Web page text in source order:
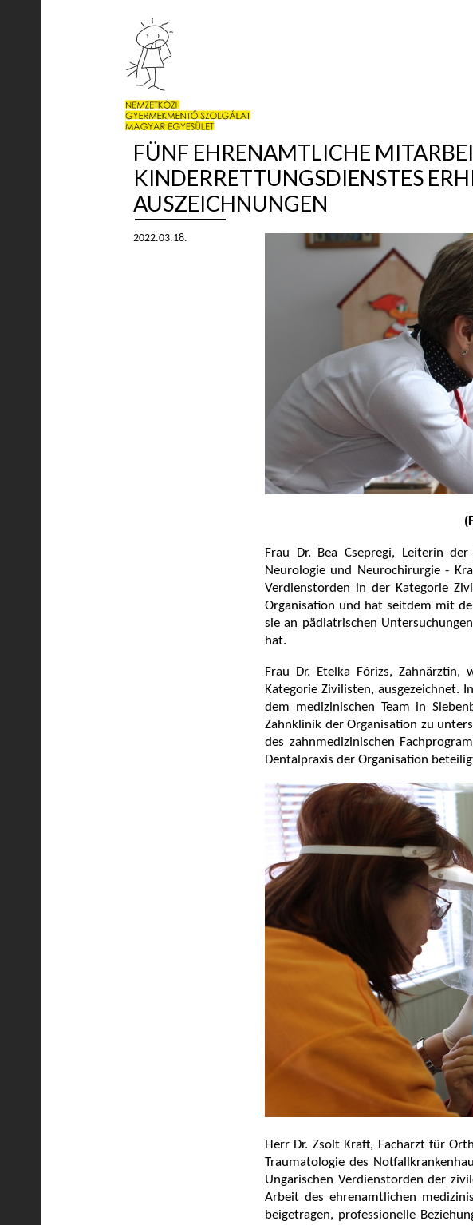
FÜNF EHRENAMTLICHE
KINDERRETTUNGSDIENSTES
AUSZEICHNUNGEN
2022.03.18.
Frau Dr. Bea Csepregi, Leiterin
Neurologie und Neurochirurgie -
Verdienstorden in der Kategorie
Organisation und hat seitdem mit
sie an pädiatrischen
hat.
Frau Dr. Etelka Fórizs,
Kategorie Zivilisten, ausgezeichnet.
dem medizinischen Team in
Zahnklinik der Organisation zu
des zahnmedizinischen
Dentalpraxis der Organisation
Herr Dr. Zsolt Kraft, Facharzt für
Traumatologie des
Ungarischen Verdienstorden der
Arbeit des ehrenamtlichen
beigetragen, professionelle